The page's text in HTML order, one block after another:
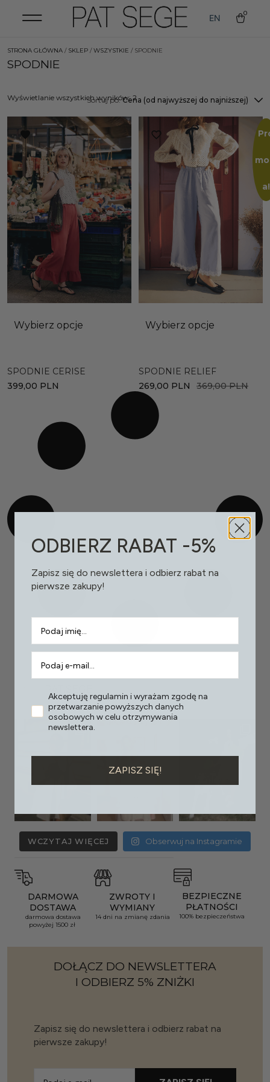
EN 0
STRONA GŁÓWNA / SKLEP /WSZYSTKIE / SPODNIE
SPODNIE
Sortuj po:Cena (od najwyższej do najniższej)
Wybierz opcje
SPODNIE CERISE
399,00 PLN
a!
Wybierz opcje
SPODNIE RELIEF
369,00PLN
269,00 PLN
Wyświetlanie wszystkich wyników: 2
WCZYTAJ WIĘCEJ Obserwuj na Instagramie
DARMOWA
DOSTAWA
darmowa dostawa
powyżej 1500 zł
ZWROTY I
WYMIANY
14 dni na zmianę zdania
BEZPIECZNE
PŁATNOŚCI
100% bezpieczeństwa
DOŁĄCZ DO NEWSLETTERA
I ODBIERZ 5% ZNIŻKI
Zapisz się do newslettera i odbierz rabat na
pierwsze zakupy!
ODBIERZ RABAT -5%
Zapisz się do newslettera i odbierz rabat na
pierwsze zakupy!
Akceptuję regulamin i wyrażam zgodę na
przetwarzanie powyższych danych
osobowych w celu otrzymywania
newslettera.
ZAPISZ SIĘ!